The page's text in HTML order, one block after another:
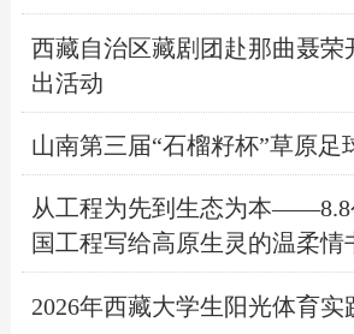
西藏自治区藏剧团赴那曲聂荣
出活动
山南第三届“石榴籽杯”草原足
从工程为先到生态为本——8.8
国工程写给高原生灵的温柔情
2026年西藏大学生阳光体育实